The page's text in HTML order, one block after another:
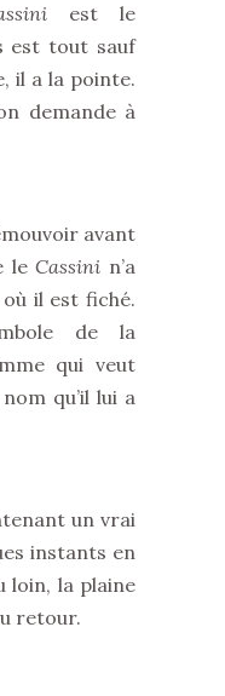
est le
est tout sauf
il a la pointe.
demande à
avant
leCassini n’a
il est fiché.
de la
qui veut
qu’il lui a
un vrai
instants en
loin, la plaine
retour.